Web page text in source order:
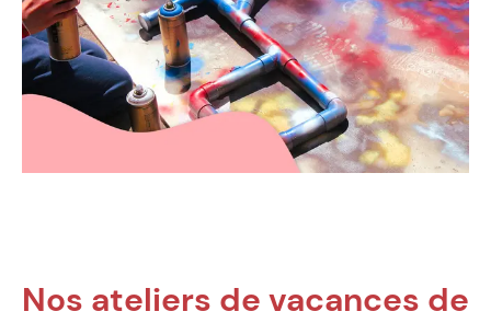
Nos ateliers de vacances de